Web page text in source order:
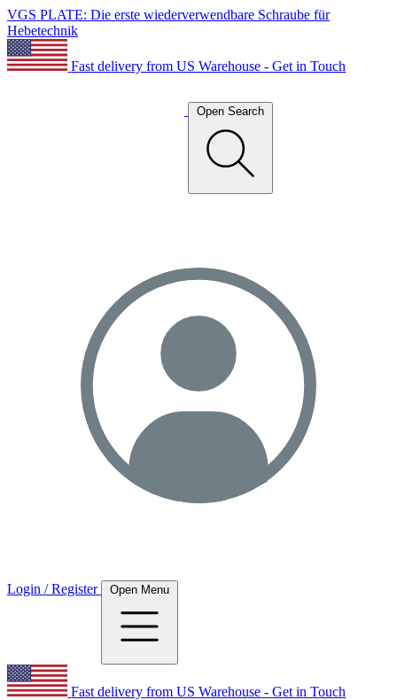
VGS PLATE: Die erste wiederverwendbare Schraube für
Hebetechnik
Fast delivery from US Warehouse - Get in Touch
Open Search
Login / Register Open Menu
Fast delivery from US Warehouse - Get in Touch